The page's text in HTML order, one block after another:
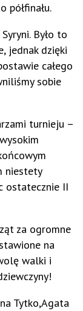
półfinału.
Było to
jednak dzięki
całego
sobie
turnieju –
niestety
ostatecznie II
za ogromne
na
walki i
Tytko,Agata